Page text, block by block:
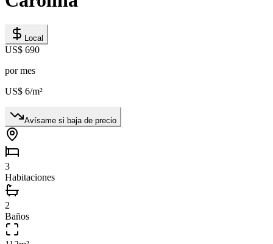
Local
US$ 690
por mes
US$ 6/m²
Avísame si baja de precio
3
Habitaciones
2
Baños